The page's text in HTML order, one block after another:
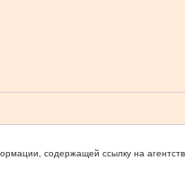
содержащей ссылку на